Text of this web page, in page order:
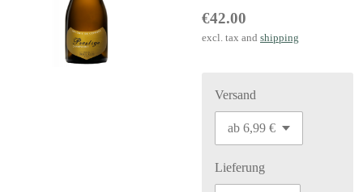
€42.00
excl. tax and shipping
Versand
Lieferung